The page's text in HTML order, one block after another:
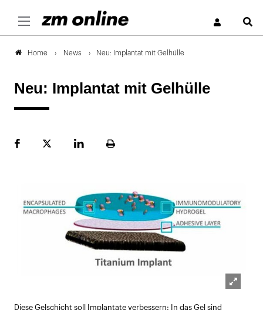
Home News Neu: Implantat mit Gelhülle
Neu: Implantat mit Gelhülle
FacebookPlattformLinekdInSeite
Diese Gelschicht soll Implantate verbessern: In das Gel sind